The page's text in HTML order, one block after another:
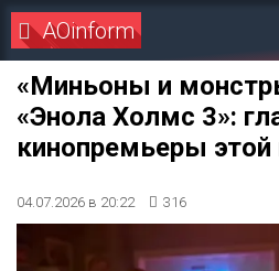
AOinform
«Миньоны и
«Энола Холмс 3»:
кинопремьеры этой
04.07.2026 в 20:22 316